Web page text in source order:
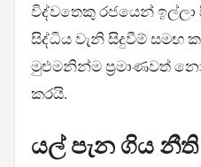
විද්වතෙකු රජයෙන්
සිද්ධිය වැනි සිදුවීම් සමඟ
මුළුමනින්ම ප්‍රමාණවත්
කරයි.
යල් පැන ගිය